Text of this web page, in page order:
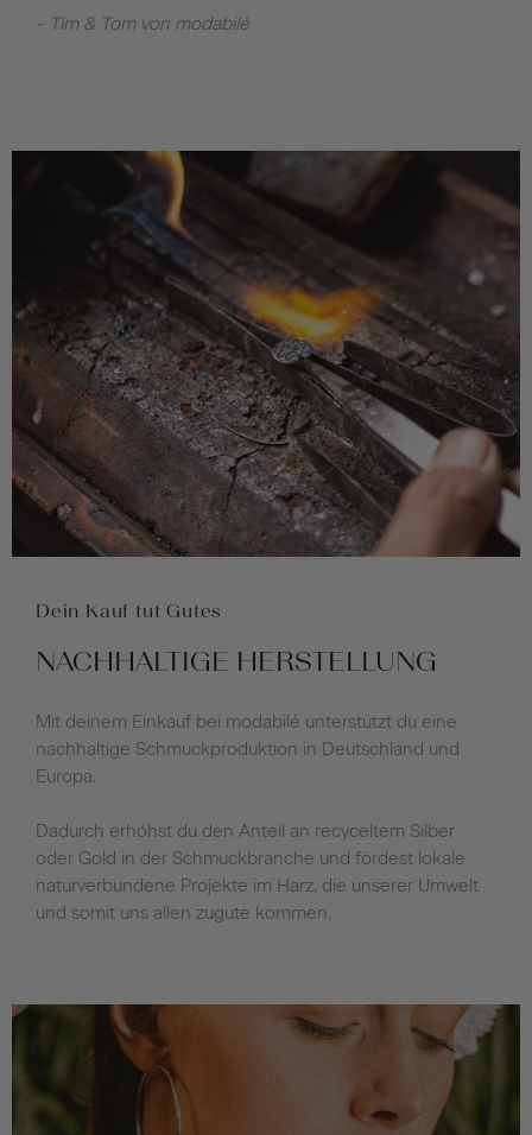
- Tim & Tom von modabilé
Dein Kauf tut Gutes
NACHHALTIGE HERSTELLUNG
Mit deinem Einkauf bei modabilé unterstützt du eine
nachhaltige Schmuckproduktion in Deutschland und
Europa.
Dadurch erhöhst du den Anteil an recyceltem Silber
oder Gold in der Schmuckbranche und fördest lokale
naturverbundene Projekte im Harz, die unserer Umwelt
und somit uns allen zugute kommen.